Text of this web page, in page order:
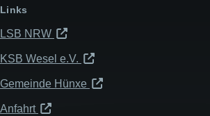
Links
LSB NRW
KSB Wesel e.V.
Gemeinde Hünxe
Anfahrt